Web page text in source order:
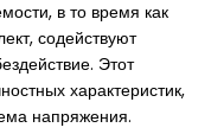
в то время как
содействуют
Этот
характеристик,
напряжения.